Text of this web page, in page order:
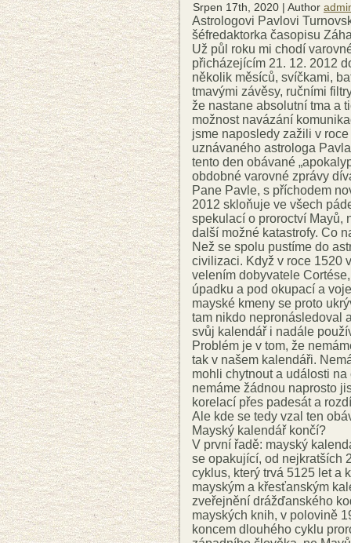
Srpen 17th, 2020 | Author
Astrologovi Pavlovi
šéfredaktorka časopisu
Už půl roku mi chodí
přicházejícím 21. 12. 2012
několik měsíců, svíčkami,
tmavými závěsy, ručními
že nastane absolutní tma a
možnost navázání
jsme naposledy zažili v
uznávaného astrologa
tento den obávané
obdobné varovné zprávy
Pane Pavle, s příchodem
2012 skloňuje ve všech
spekulací o proroctví Mayů,
další možné katastrofy. Co
Než se spolu pustíme do
civilizaci. Když v roce 1520
velením dobyvatele
úpadku a pod okupací a
mayské kmeny se proto
tam nikdo nepronásledoval
svůj kalendář i nadále
Problém je v tom, že
tak v našem kalendáři.
mohli chytnout a události
nemáme žádnou naprosto
korelací přes padesát a
Ale kde se tedy vzal ten
Mayský kalendář končí?
V první řadě: mayský
se opakující, od nejkratších
cyklus, který trvá 5125 let a
mayským a křesťanským
zveřejnění drážďanského
mayských knih, v polovině
koncem dlouhého cyklu